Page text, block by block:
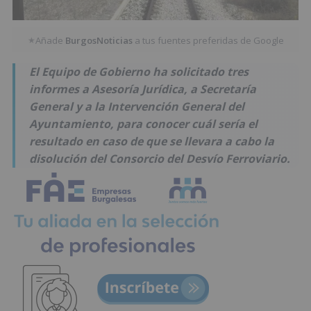
★Añade BurgosNoticias a tus fuentes preferidas de Google
El Equipo de Gobierno ha solicitado tres
informes a Asesoría Jurídica, a Secretaría
General y a la Intervención General del
Ayuntamiento, para conocer cuál sería el
resultado en caso de que se llevara a cabo la
disolución del Consorcio del Desvío Ferroviario.